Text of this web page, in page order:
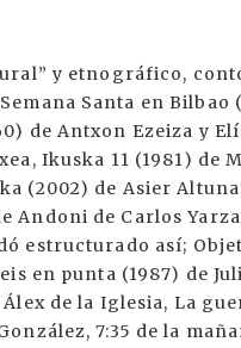
y etnográfico,
Santa en Bilbao
de Antxon Ezeiza y
Ikuska 11 (1981) de
(2002) de Asier
Andoni de Carlos
estructurado así;
en punta (1987) de
Álex de la Iglesia, La
7:35 de la